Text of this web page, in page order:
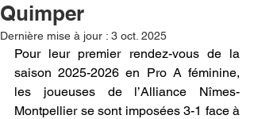
Quimper
Dernière mise à jour : 3 oct. 2025
Pour leur premier rendez-vous de la
saison 2025-2026 en Pro A féminine,
les joueuses de l’Alliance Nîmes-
Montpellier se sont imposées 3-1 face à